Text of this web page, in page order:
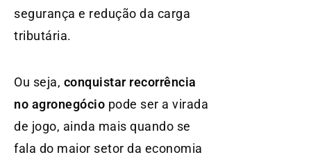
segurança e redução da carga
tributária.
Ou seja, conquistar recorrência
no agronegócio pode ser a virada
de jogo, ainda mais quando se
fala do maior setor da economia